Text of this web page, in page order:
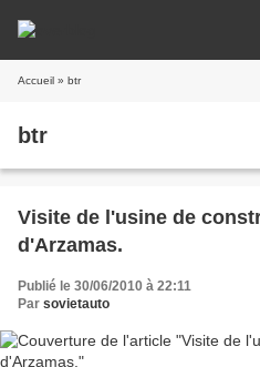
Accueil » btr
btr
Visite de l'usine de
d'Arzamas.
Publié le 30/06/2010 à 22:11
Par sovietauto